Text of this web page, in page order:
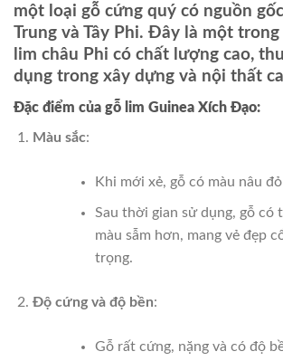
một loại gỗ cứng quý có nguồn
Trung và Tây Phi. Đây là một
lim châu Phi có chất lượng cao,
dụng trong xây dựng và nội thất
Đặc điểm của gỗ lim Guinea Xích Đạo:
Màu sắc:
Khi mới xẻ, gỗ có màu nâu
Sau thời gian sử dụng, gỗ có
màu sẫm hơn, mang vẻ đẹp
trọng.
Độ cứng và độ bền:
Gỗ rất cứng, nặng và có độ